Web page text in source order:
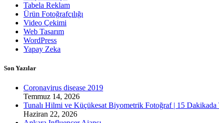
Tabela Reklam
Ürün Fotoğrafçılığı
Video Çekimi
Web Tasarım
WordPress
Yapay Zeka
Son Yazılar
Coronavirus disease 2019
Temmuz 14, 2026
Tunalı Hilmi ve Küçükesat Biyometrik Fotoğraf | 15 Dakikada
Haziran 22, 2026